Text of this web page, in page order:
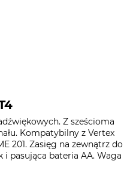
Z sześcioma
Kompatybilny z Vertex
201. Zasięg na zewnątrz do
i pasująca bateria AA. Waga